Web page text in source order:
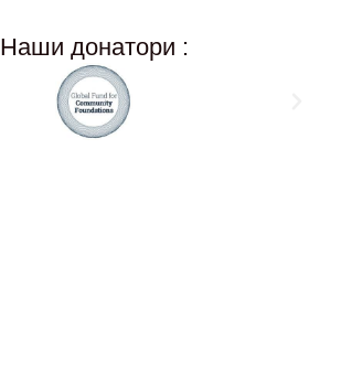
Наши донатори :